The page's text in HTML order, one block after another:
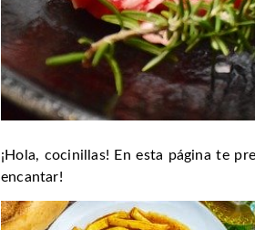
¡Hola, cocinillas! En esta página te
encantar!